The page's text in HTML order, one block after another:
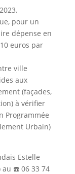
pour un
dépense en
euros par
ville
aux
(façades,
à vérifier
Programmée
Urbain)
Estelle
au ☎️ 06 33 74